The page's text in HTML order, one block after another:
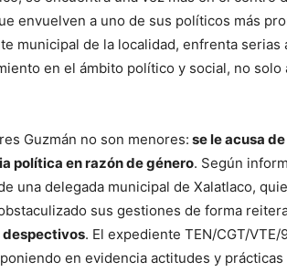
envuelven a uno de sus políticos más
municipal de la localidad, enfrenta serias
en el ámbito político y social, no solo
Guzmán no son menores: se le acusa
política en razón de género. Según
una delegada municipal de Xalatlaco,
sus gestiones de forma
despectivos. El expediente TEN/CGT/
en evidencia actitudes y